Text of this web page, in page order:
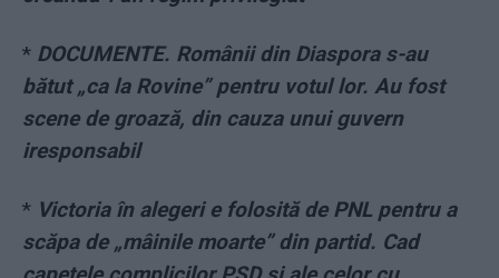
* DOCUMENTE. Românii din Diaspora s-au
bătut „ca la Rovine” pentru votul lor. Au fost
scene de groază, din cauza unui guvern
iresponsabil
* Victoria în alegeri e folosită de PNL pentru a
scăpa de „mâinile moarte” din partid. Cad